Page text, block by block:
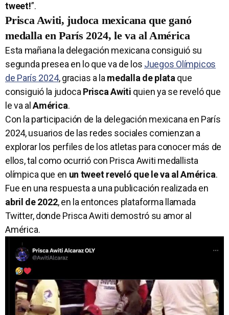
tweet!”.
Prisca Awiti, judoca mexicana que ganó
medalla en París 2024, le va al América
Esta mañana la delegación mexicana consiguió su
segunda presea en lo que va de los Juegos Olímpicos
de París 2024, gracias a lamedalla de plataque
consiguió la judocaPrisca Awiti quien ya se reveló que
le va al América.
Con la participación de la delegación mexicana en París
2024, usuarios de las redes sociales comienzan a
explorar los perfiles de los atletas para conocer más de
ellos, tal como ocurrió con Prisca Awiti medallista
olímpica que en un tweet reveló que le va al América.
Fue en una respuesta a una publicación realizada en
abril de 2022, en la entonces plataforma llamada
Twitter, donde Prisca Awiti demostró su amor al
América.